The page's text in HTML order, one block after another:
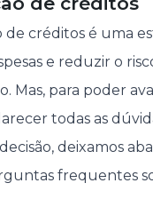
de créditos é uma
e reduzir o
Mas, para poder
todas as
deixamos
frequentes